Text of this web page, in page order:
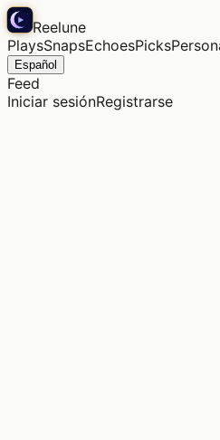
Reelune
PlaysSnapsEchoesPicks
Español
Feed
Iniciar sesiónRegistrarse